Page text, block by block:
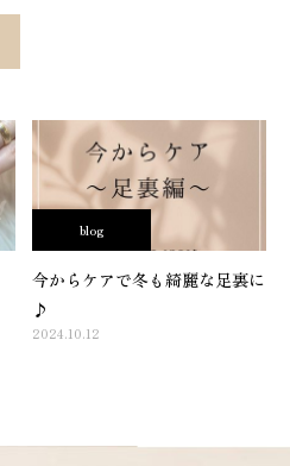
blog
今からケアで冬も綺麗な足裏に
♪
2024.10.12